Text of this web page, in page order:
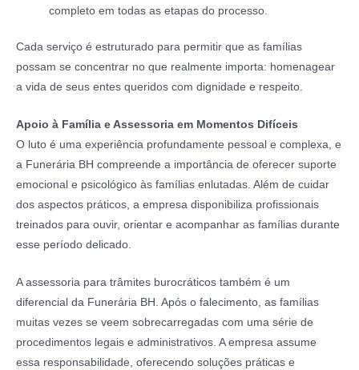
completo em todas as etapas do processo.
Cada serviço é estruturado para permitir que as famílias
possam se concentrar no que realmente importa: homenagear
a vida de seus entes queridos com dignidade e respeito.
Apoio à Família e Assessoria em Momentos Difíceis
O luto é uma experiência profundamente pessoal e complexa, e
a Funerária BH compreende a importância de oferecer suporte
emocional e psicológico às famílias enlutadas. Além de cuidar
dos aspectos práticos, a empresa disponibiliza profissionais
treinados para ouvir, orientar e acompanhar as famílias durante
esse período delicado.
A assessoria para trâmites burocráticos também é um
diferencial da Funerária BH. Após o falecimento, as famílias
muitas vezes se veem sobrecarregadas com uma série de
procedimentos legais e administrativos. A empresa assume
essa responsabilidade, oferecendo soluções práticas e